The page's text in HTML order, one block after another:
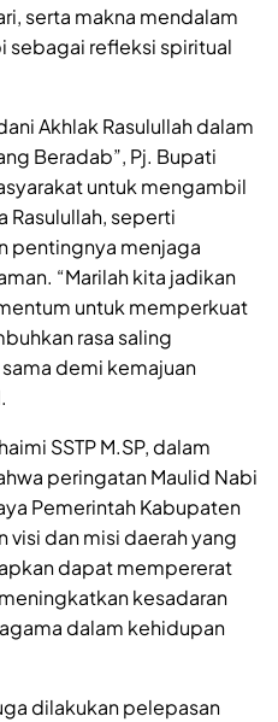
serta makna mendalam
sebagai refleksi spiritual
Akhlak Rasulullah dalam
Beradab”, Pj. Bupati
untuk mengambil
Rasulullah, seperti
pentingnya menjaga
“Marilah kita jadikan
untuk memperkuat
rasa saling
demi kemajuan
SSTP M.SP, dalam
peringatan Maulid Nabi
Pemerintah Kabupaten
dan misi daerah yang
dapat mempererat
kesadaran
dalam kehidupan
dilakukan pelepasan